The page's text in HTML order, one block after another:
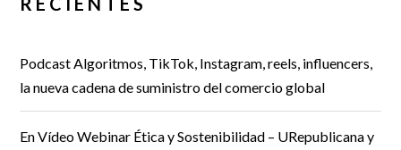
Podcast Algoritmos, TikTok, Instagram, reels, influencers,
la nueva cadena de suministro del comercio global
En Vídeo Webinar Ética y Sostenibilidad – URepublicana y